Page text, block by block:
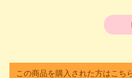
この商品を購入された方はこち